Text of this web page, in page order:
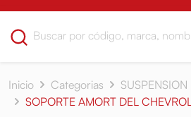
Inicio Categorias SUSPENSION
SOPORTE AMORT DEL